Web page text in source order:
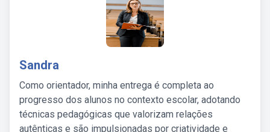
Sandra
Como orientador, minha entrega é completa ao
progresso dos alunos no contexto escolar, adotando
técnicas pedagógicas que valorizam relações
autênticas e são impulsionadas por criatividade e